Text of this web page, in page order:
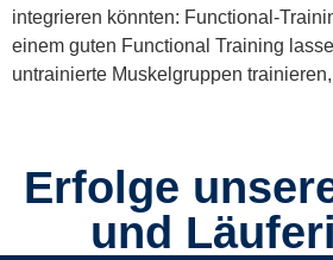
integrieren könnten: Functional-
einem guten Functional Training
untrainierte Muskelgruppen
Erfolge
und